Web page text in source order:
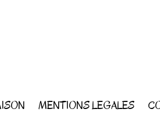
MENTIONS LEGALES